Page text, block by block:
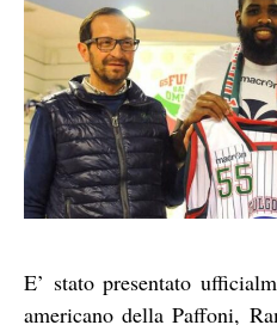
E’ stato presentato
americano della Paffoni,